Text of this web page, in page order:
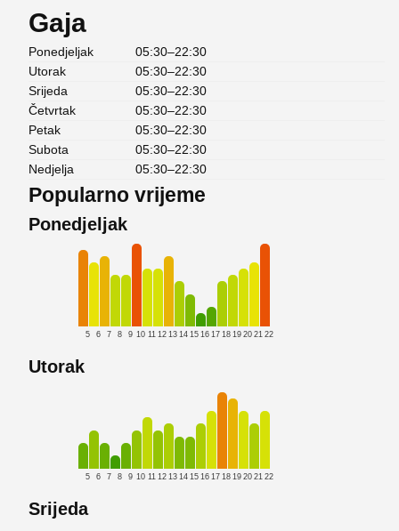
Gaja
Ponedjeljak
05:30–22:30
Utorak
05:30–22:30
Srijeda
05:30–22:30
Četvrtak
05:30–22:30
Petak
05:30–22:30
Subota
05:30–22:30
Nedjelja
05:30–22:30
Popularno vrijeme
Ponedjeljak
5 6 7 8 9 10 11 12 13 14 15 16 17 18 19 20 21 22
Utorak
5 6 7 8 9 10 11 12 13 14 15 16 17 18 19 20 21 22
Srijeda